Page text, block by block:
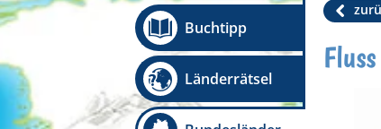
Buchtipp
Länderrätsel